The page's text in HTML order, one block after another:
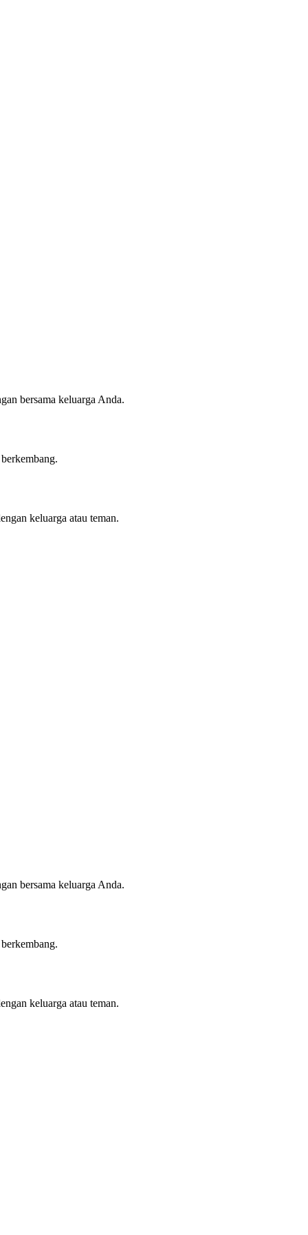
bersama keluarga Anda.
keluarga atau teman.
bersama keluarga Anda.
keluarga atau teman.